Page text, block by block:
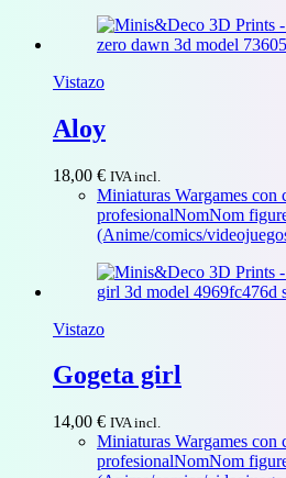
Vistazo
Aloy
18,00 € IVA incl.
Miniaturas Wargames con
profesionalNomNom
(Anime/comics/
Vistazo
Gogeta girl
14,00 € IVA incl.
Miniaturas Wargames con
profesionalNomNom